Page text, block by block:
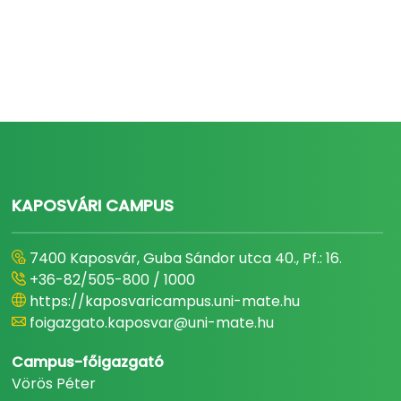
KAPOSVÁRI CAMPUS
7400 Kaposvár, Guba Sándor utca 40., Pf.: 16.
+36-82/505-800 / 1000
https://kaposvaricampus.uni-mate.hu
foigazgato.kaposvar@uni-mate.hu
Campus-főigazgató
Vörös Péter